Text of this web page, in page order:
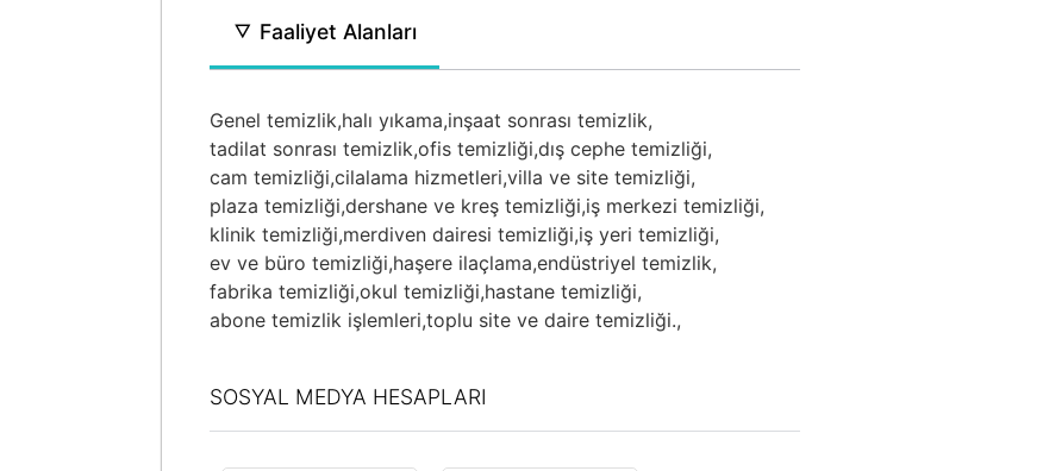
Faaliyet Alanları
Genel temizlik,halı yıkama,inşaat sonrası temizlik,
tadilat sonrası temizlik,ofis temizliği,dış cephe temizliği,
cam temizliği,cilalama hizmetleri,villa ve site temizliği,
plaza temizliği,dershane ve kreş temizliği,iş merkezi temizliği,
klinik temizliği,merdiven dairesi temizliği,iş yeri temizliği,
ev ve büro temizliği,haşere ilaçlama,endüstriyel temizlik,
fabrika temizliği,okul temizliği,hastane temizliği,
abone temizlik işlemleri,toplu site ve daire temizliği.,
SOSYAL MEDYA HESAPLARI